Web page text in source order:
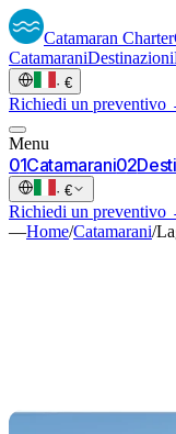
Catamaran Charter
CatamaraniDestinazioni
· €
Richiedi un preventivo
Menu
01Catamarani02
· €
Richiedi un preventivo
—Home/Catamarani/